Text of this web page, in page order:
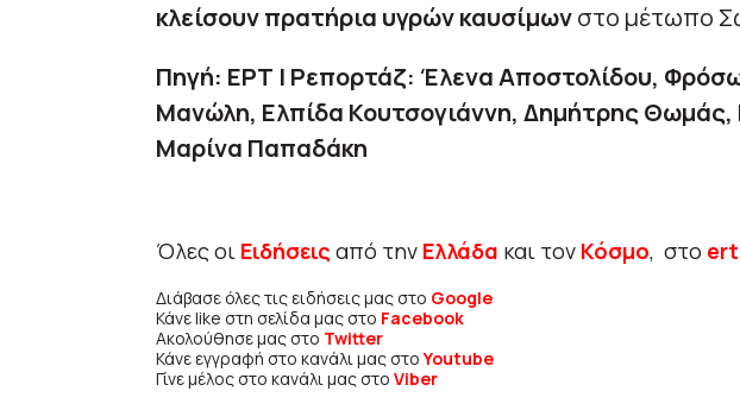
κλείσουν πρατήρια υγρών καυσίμωνστο μέτωπο
Πηγή: ΕΡΤ | Ρεπορτάζ: Έλενα Αποστολίδου,
Μανώλη, Ελπίδα Κουτσογιάννη, Δημήτρης Θωμάς,
Μαρίνα Παπαδάκη
Όλες οι Ειδήσεις από την Ελλάδα και τον Κόσμο, στο
Διάβασε όλες τις ειδήσεις μας στο Google
Κάνε like στη σελίδα μας στο Facebook
Ακολούθησε μας στο Twitter
Κάνε εγγραφή στο κανάλι μας στοYoutube
Γίνε μέλος στο κανάλι μας στο Viber